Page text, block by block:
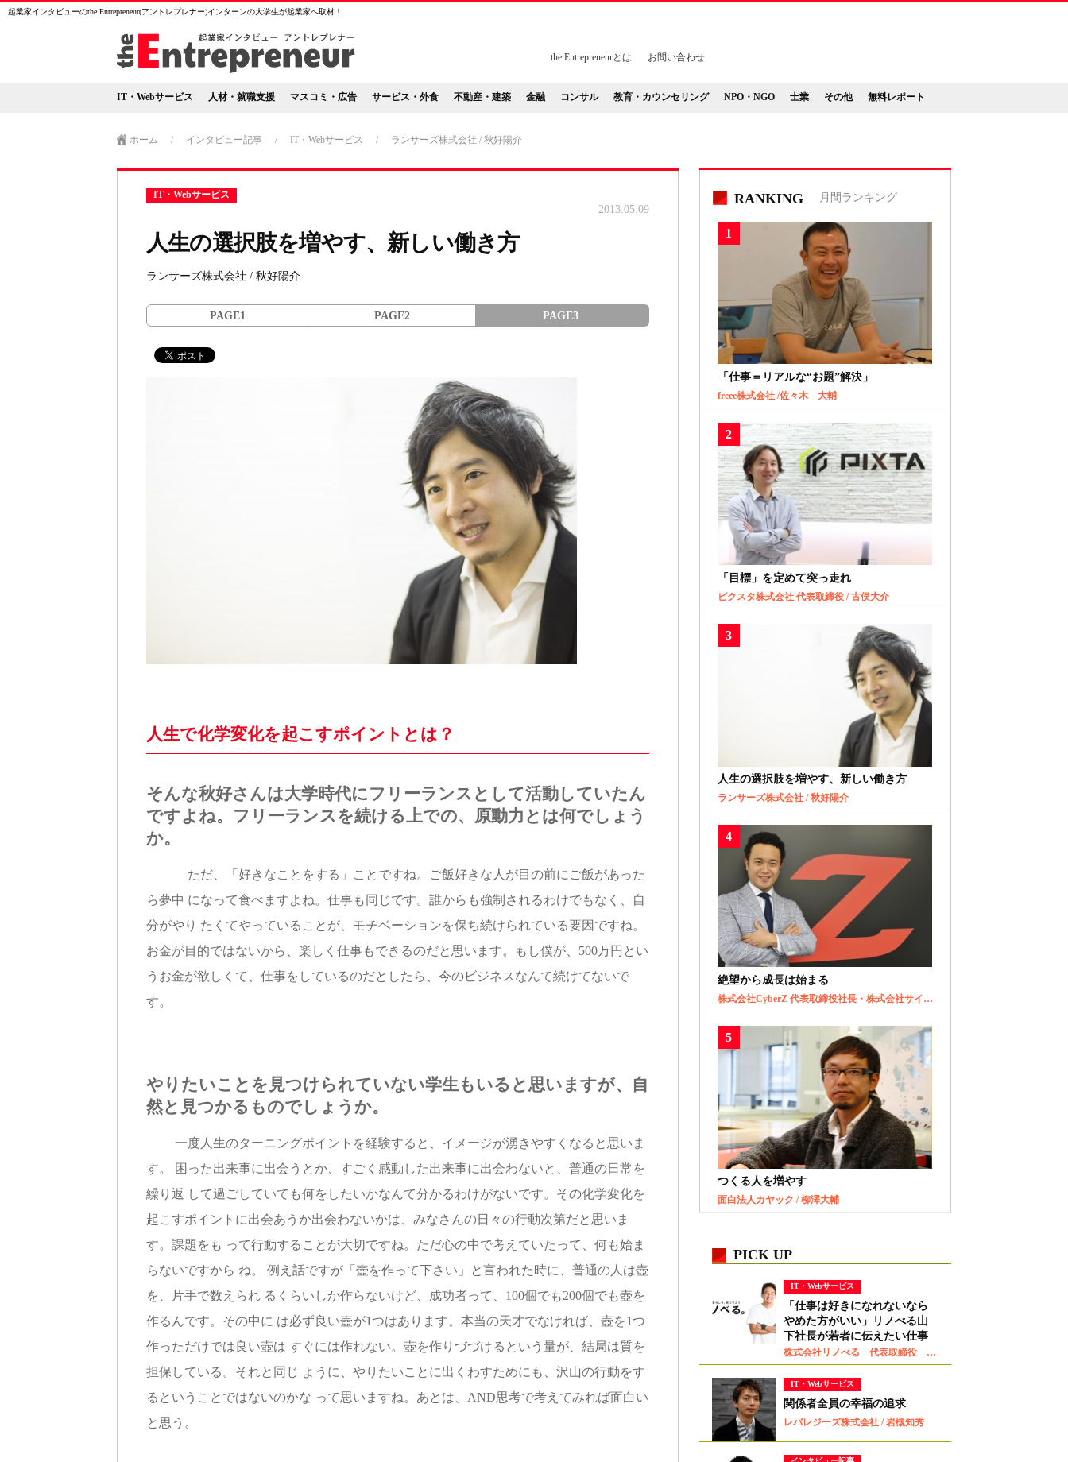
起業家インタビューのthe Entrepreneur(アントレプレナー)インターンの大学生が起業家へ取材！
お問い合わせ
the Entrepreneurとは
IT・Webサービス 人材・就職支援 マスコミ・広告 サービス・外食 不動産・建築 金融 コンサル 教育・カウンセリング NPO・NGO 士業 その他 無料レポート
ホーム / インタビュー記事 / IT・Webサービス / ランサーズ株式会社 / 秋好陽介
IT・Webサービス
2013.05.09
人生の選択肢を増やす、新しい働き方
ランサーズ株式会社 / 秋好陽介
PAGE1 PAGE2 PAGE3
人生で化学変化を起こすポイントとは？
そんな秋好さんは大学時代にフリーランスとして活動していたん
ですよね。フリーランスを続ける上での、原動力とは何でしょう
か。
ただ、「好きなことをする」ことですね。ご飯好きな人が目の前にご飯があった
ら夢中 になって食べますよね。仕事も同じです。誰からも強制されるわけでもなく、自
分がやり たくてやっていることが、モチベーションを保ち続けられている要因ですね。
お金が目的ではないから、楽しく仕事もできるのだと思います。もし僕が、500万円とい
うお金が欲しくて、仕事をしているのだとしたら、今のビジネスなんて続けてないで
す。
やりたいことを見つけられていない学生もいると思いますが、自
然と見つかるものでしょうか。
一度人生のターニングポイントを経験すると、イメージが湧きやすくなると思いま
す。 困った出来事に出会うとか、すごく感動した出来事に出会わないと、普通の日常を
繰り返 して過ごしていても何をしたいかなんて分かるわけがないです。その化学変化を
起こすポイントに出会あうか出会わないかは、みなさんの日々の行動次第だと思いま
す。課題をも って行動することが大切ですね。ただ心の中で考えていたって、何も始ま
らないですから ね。 例え話ですが「壺を作って下さい」と言われた時に、普通の人は壺
を、片手で数えられ るくらいしか作らないけど、成功者って、100個でも200個でも壺を
作るんです。その中に は必ず良い壺が1つはあります。本当の天才でなければ、壺を1つ
作っただけでは良い壺は すぐには作れない。壺を作りづづけるという量が、結局は質を
担保している。それと同じ ように、やりたいことに出くわすためにも、沢山の行動をす
るということではないのかな って思いますね。あとは、AND思考で考えてみれば面白い
と思う。
RANKING 月間ランキング
「仕事＝リアルな“お題”解決」
freee株式会社 /佐々木 大輔
「目標」を定めて突っ走れ
ピクスタ株式会社 代表取締役 / 古俣大介
人生の選択肢を増やす、新しい働き方
ランサーズ株式会社 / 秋好陽介
絶望から成長は始まる
株式会社CyberZ 代表取締役社長・株式会社サイバーエージェント取締役 / 山内隆裕
つくる人を増やす
面白法人カヤック / 柳澤大輔
PICK UP
IT・Webサービス
「仕事は好きになれないなら
やめた方がいい」リノべる山
下社長が若者に伝えたい仕事
観
株式会社リノべる 代表取締役 山下智弘
IT・Webサービス
関係者全員の幸福の追求
レバレジーズ株式会社 / 岩槻知秀